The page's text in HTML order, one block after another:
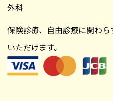
外科
保険診療、自由診療に関わ
いただけます。